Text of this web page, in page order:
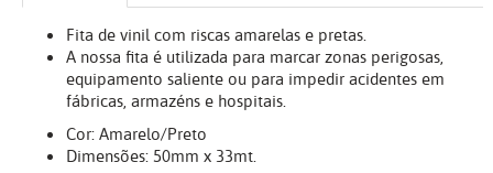
Fita de vinil com riscas amarelas e pretas.
A nossa fita é utilizada para marcar zonas perigosas,
equipamento saliente ou para impedir acidentes em
fábricas, armazéns e hospitais.
Cor: Amarelo/Preto
Dimensões: 50mm x 33mt.